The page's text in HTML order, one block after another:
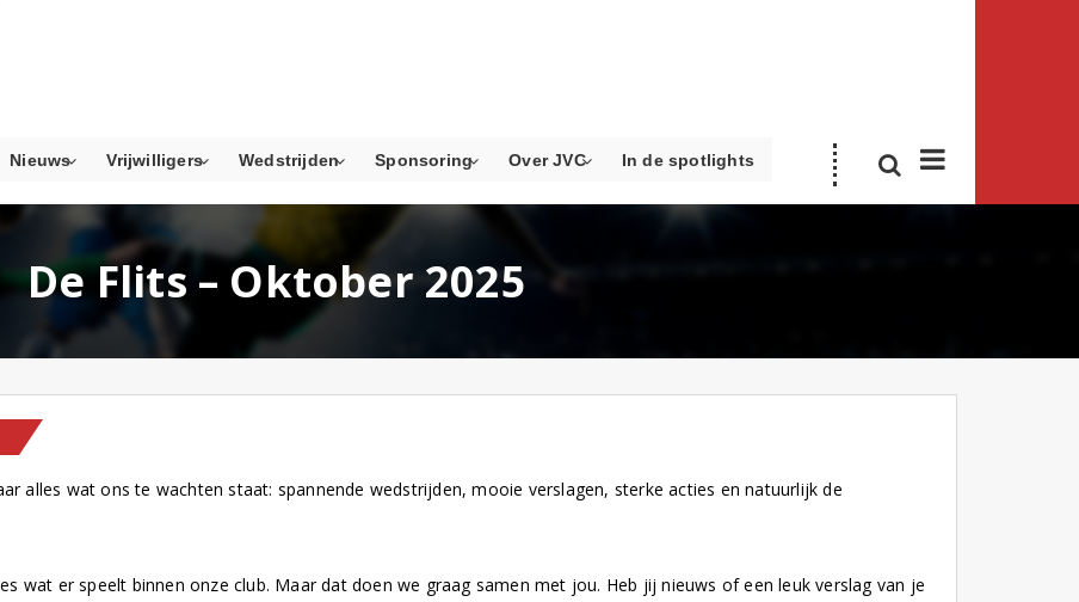
Nieuws Vrijwilligers Wedstrijden Sponsoring Over JVC In de spotlights
De Flits – Oktober 2025
alles wat ons te wachten staat: spannende wedstrijden, mooie verslagen, sterke acties en natuurlijk de
wat er speelt binnen onze club. Maar dat doen we graag samen met jou. Heb jij nieuws of een leuk verslag van je